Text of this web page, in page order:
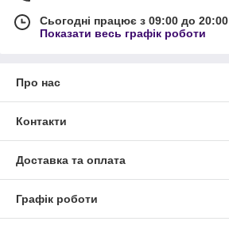
Сьогодні працює з 09:00 до 20:00
Показати весь графік роботи
Про нас
Контакти
Доставка та оплата
Графік роботи